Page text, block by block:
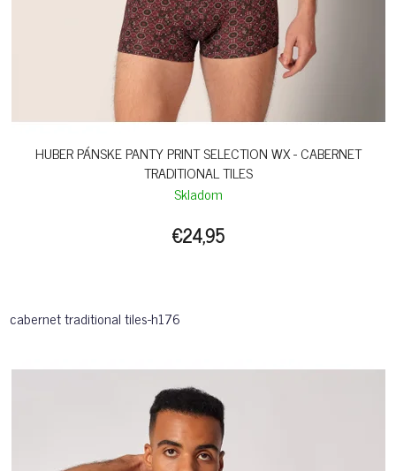
HUBER PÁNSKE PANTY PRINT SELECTION WX - CABERNET
TRADITIONAL TILES
Skladom
€24,95
cabernet traditional tiles-h176